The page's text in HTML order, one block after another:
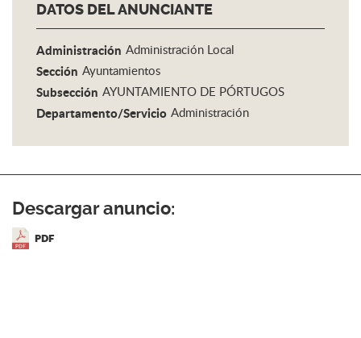
DATOS DEL ANUNCIANTE
Administración Administración Local
Sección Ayuntamientos
Subsección AYUNTAMIENTO DE PÓRTUGOS
Departamento/Servicio Administración
Descargar anuncio:
PDF